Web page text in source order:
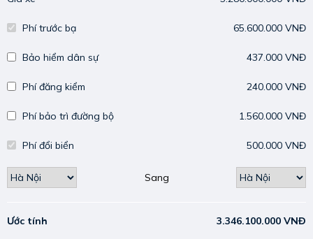
Phí trước bạ 65.600.000 VNĐ
Bảo hiểm dân sự 437.000 VNĐ
Phí đăng kiểm 240.000 VNĐ
Phí bảo trì đường bộ 1.560.000 VNĐ
Phí đổi biển 500.000 VNĐ
Sang
Ước tính 3.346.100.000 VNĐ